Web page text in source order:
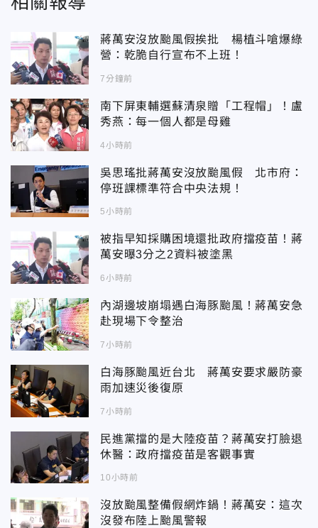
蔣萬安沒放颱風假挨批 楊植斗嗆爆綠
營：乾脆自行宣布不上班！
7分鐘前
南下屏東輔選蘇清泉贈「工程帽」！盧
秀燕：每一個人都是母雞
4小時前
吳思瑤批蔣萬安沒放颱風假 北市府：
停班課標準符合中央法規！
5小時前
被指早知採購困境還批政府擋疫苗！蔣
萬安曝3分之2資料被塗黑
6小時前
內湖邊坡崩塌遇白海豚颱風！蔣萬安急
赴現場下令整治
7小時前
白海豚颱風近台北 蔣萬安要求嚴防豪
雨加速災後復原
7小時前
民進黨擋的是大陸疫苗？蔣萬安打臉退
休醫：政府擋疫苗是客觀事實
10小時前
沒放颱風整備假網炸鍋！蔣萬安：這次
沒發布陸上颱風警報